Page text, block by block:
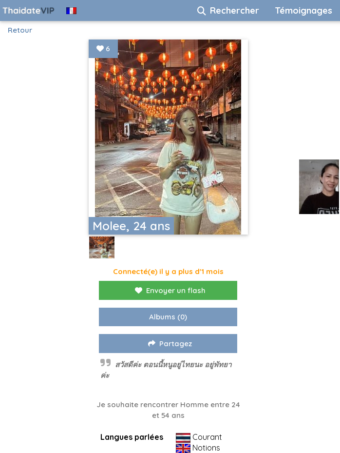
Rechercher Témoignages
Retour
Molee, 24 ans
6
Connecté(e) il y a plus d'1 mois
Envoyer un flash
Albums (0)
Partagez
สวัสดีค่ะ ตอนนี้หนูอยู่ไทยนะ อยู่พัทยา
ค่ะ
Je souhaite rencontrer Homme entre 24
et 54 ans
Langues parlées
Courant
Notions